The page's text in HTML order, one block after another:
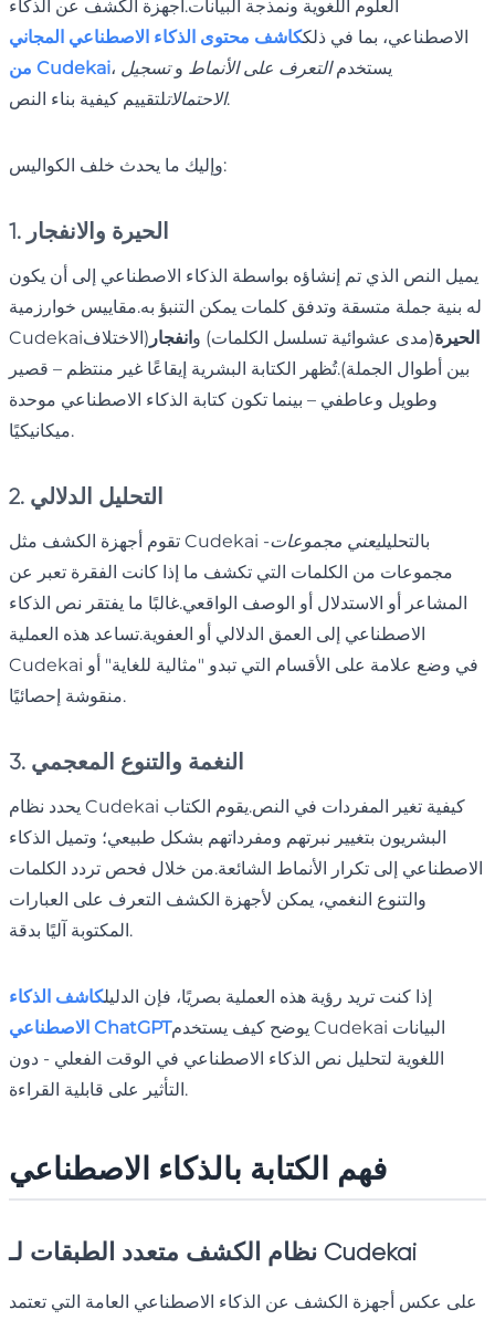
العلوم اللغوية ونمذجة البيانات.أجهزة الكشف عن الذكاء
الاصطناعي، بما في ذلككاشف محتوى الذكاء الاصطناعي المجاني
من Cudekai
، يستخدمالتعرف على الأنماط وتسجيل
الاحتمالاتلتقييم كيفية بناء النص.
وإليك ما يحدث خلف الكواليس:
1. الحيرة والانفجار
يميل النص الذي تم إنشاؤه بواسطة الذكاء الاصطناعي إلى أن يكون
له بنية جملة متسقة وتدفق كلمات يمكن التنبؤ به.مقاييس خوارزمية
Cudekai
الحيرة(مدى عشوائية تسلسل الكلمات) وانفجار (الاختلاف
بين أطوال الجملة).تُظهر الكتابة البشرية إيقاعًا غير منتظم – قصير
وطويل وعاطفي – بينما تكون كتابة الذكاء الاصطناعي موحدة
ميكانيكيًا.
2. التحليل الدلالي
تقوم أجهزة الكشف مثل Cudekai بالتحليليعني مجموعات-
مجموعات من الكلمات التي تكشف ما إذا كانت الفقرة تعبر عن
المشاعر أو الاستدلال أو الوصف الواقعي.غالبًا ما يفتقر نص الذكاء
الاصطناعي إلى العمق الدلالي أو العفوية.تساعد هذه العملية
Cudekai في وضع علامة على الأقسام التي تبدو "مثالية للغاية" أو
منقوشة إحصائيًا.
3. النغمة والتنوع المعجمي
يحدد نظام Cudekai كيفية تغير المفردات في النص.يقوم الكتاب
البشريون بتغيير نبرتهم ومفرداتهم بشكل طبيعي؛ وتميل الذكاء
الاصطناعي إلى تكرار الأنماط الشائعة.من خلال فحص تردد الكلمات
والتنوع النغمي، يمكن لأجهزة الكشف التعرف على العبارات
المكتوبة آليًا بدقة.
إذا كنت تريد رؤية هذه العملية بصريًا، فإن الدليلكاشف الذكاء
الاصطناعي ChatGPTيوضح كيف يستخدم Cudekai البيانات
اللغوية لتحليل نص الذكاء الاصطناعي في الوقت الفعلي - دون
التأثير على قابلية القراءة.
فهم الكتابة بالذكاء الاصطناعي
نظام الكشف متعدد الطبقات لـ Cudekai
على عكس أجهزة الكشف عن الذكاء الاصطناعي العامة التي تعتمد